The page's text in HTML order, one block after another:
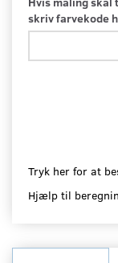
skriv farvekode
Tryk her for at
Hjælp til